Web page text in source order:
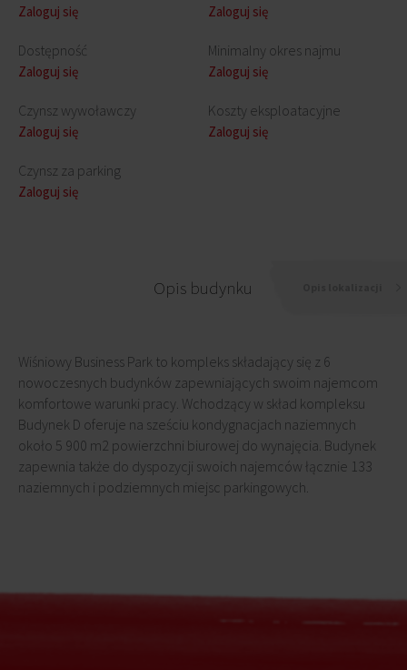
Zaloguj się
Dostępność
Zaloguj się
Czynsz wywoławczy
Zaloguj się
Czynsz za parking
Zaloguj się
Zaloguj się
Minimalny okres najmu
Zaloguj się
Koszty eksploatacyjne
Zaloguj się
Opis budynku
Wiśniowy Business Park to kompleks składający się z 6
nowoczesnych budynków zapewniających swoim najemcom
komfortowe warunki pracy. Wchodzący w skład kompleksu
Budynek D oferuje na sześciu kondygnacjach naziemnych
około 5 900 m2 powierzchni biurowej do wynajęcia. Budynek
zapewnia także do dyspozycji swoich najemców łącznie 133
naziemnych i podziemnych miejsc parkingowych.